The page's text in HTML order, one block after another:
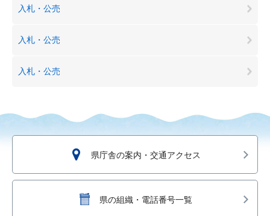
入札・公売
入札・公売
入札・公売
県庁舎の案内・交通アクセス
県の組織・電話番号一覧